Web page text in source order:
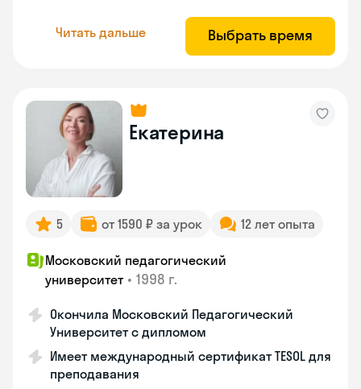
Читать дальше Выбрать время
Екатерина
5 от 1590 ₽ за урок 12 лет опыта
Московский педагогический
университет • 1998 г.
Окончила Московский Педагогический
Университет с дипломом
Имеет международный сертификат TESOL для
преподавания